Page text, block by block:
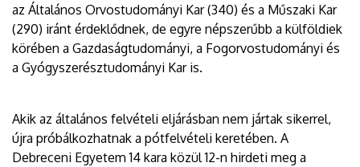
az Általános Orvostudományi Kar (340) és a Műszaki Kar
(290) iránt érdeklődnek, de egyre népszerűbb a külföldiek
körében a Gazdaságtudományi, a Fogorvostudományi és
a Gyógyszerésztudományi Kar is.
Akik az általános felvételi eljárásban nem jártak sikerrel,
újra próbálkozhatnak a pótfelvételi keretében. A
Debreceni Egyetem 14 kara közül 12-n hirdeti meg a